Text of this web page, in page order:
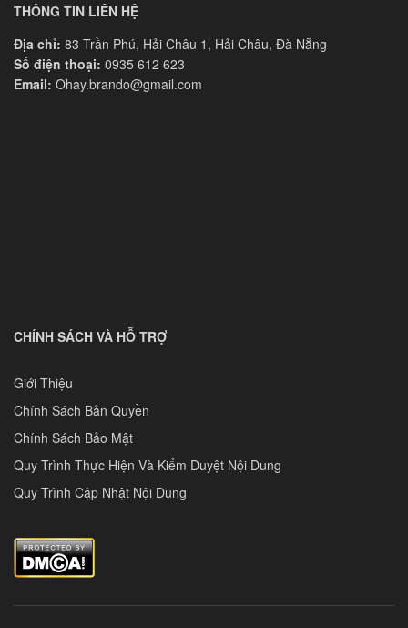
THÔNG TIN LIÊN HỆ
Địa chỉ: 83 Trần Phú, Hải Châu 1, Hải Châu, Đà Nẵng
Số điện thoại: 0935 612 623
Email: Ohay.brando@gmail.com
CHÍNH SÁCH VÀ HỖ TRỢ
Giới Thiệu
Chính Sách Bản Quyền
Chính Sách Bảo Mật
Quy Trình Thực Hiện Và Kiểm Duyệt Nội Dung
Quy Trình Cập Nhật Nội Dung